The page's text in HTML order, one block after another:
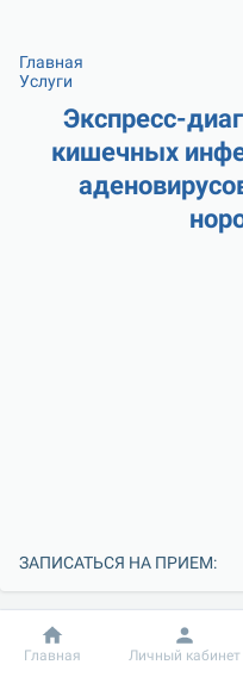
Главная
Услуги
Экспресс-
кишечных
ЗАПИСАТЬСЯ НА ПРИЕМ:
Добробут
Главная Личный кабинет